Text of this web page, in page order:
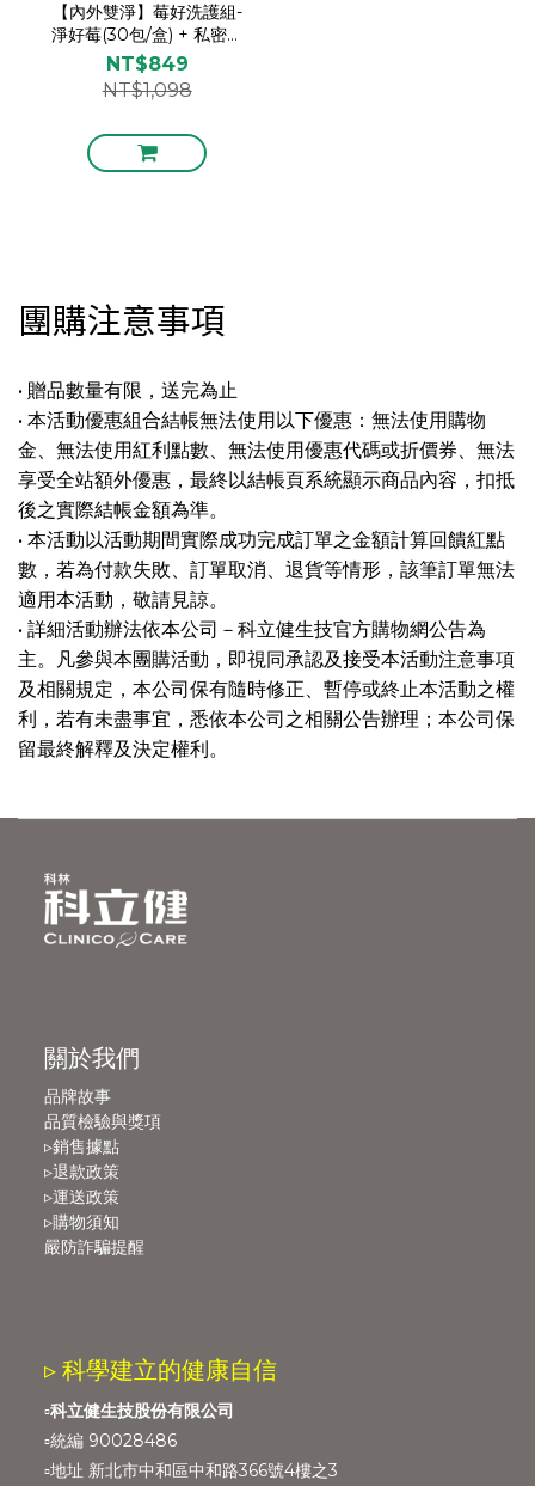
【內外雙淨】莓好洗護組-
淨好莓(30包/盒) + 私密胺
基酸沐浴露 草本清新 «贈
海藻Q膜/慕斯»
NT$849
NT$1,098
團購注意事項
• 贈品數量有限，送完為止
• 本活動優惠組合結帳無法使用以下優惠：無法使用購物
金、無法使用紅利點數、無法使用優惠代碼或折價券、無法
享受全站額外優惠，最終以結帳頁系統顯示商品內容，扣抵
後之實際結帳金額為準。
• 本活動以活動期間實際成功完成訂單之金額計算回饋紅點
數，若為付款失敗、訂單取消、退貨等情形，該筆訂單無法
適用本活動，敬請見諒。
• 詳細活動辦法依本公司－科立健生技官方購物網公告為
主。凡參與本團購活動，即視同承認及接受本活動注意事項
及相關規定，本公司保有隨時修正、暫停或終止本活動之權
利，若有未盡事宜，悉依本公司之相關公告辦理；本公司保
留最終解釋及決定權利。
關於我們
品牌故事
品質檢驗與獎項
▹銷售據點
▹退款政策
▹運送政策
▹購物須知
嚴防詐騙提醒
▹ 科學建立的健康自信
▫️科立健生技股份有限公司
▫️統編 90028486
▫️地址 新北市中和區中和路366號4樓之3